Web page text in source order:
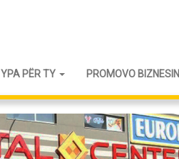
YPA PËR TY PROMOVO BIZNESIN